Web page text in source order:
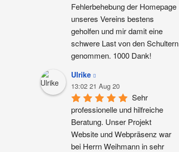
Fehlerbehebung der Homepage
unseres Vereins bestens
geholfen und mir damit eine
schwere Last von den Schultern
genommen. 1000 Dank!
Ulrike
13:02 21 Aug 20
Sehr
professionelle und hilfreiche
Beratung. Unser Projekt
Website und Webpräsenz war
bei Herrn Weihmann in sehr